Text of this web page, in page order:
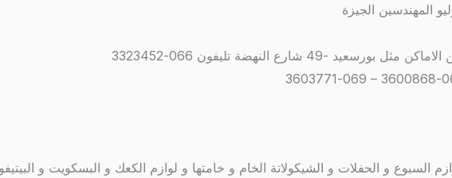
النهضة تليفون 066-3323452
السبوع و الحفلات و الشيكولاتة الخام و خامتها و لوازم الكعك و البسكويت و